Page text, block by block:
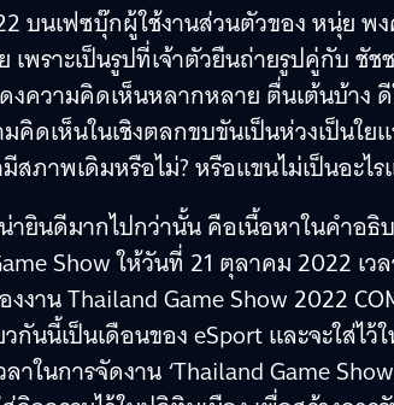
บนเฟซบุ๊กผู้ใช้งานส่วนตัวของ หนุ่ย
เพราะเป็นรูปที่เจ้าตัวยืนถ่ายรูปคู่กับ
งความคิดเห็นหลากหลาย ตื่นเต้นบ้าง
ดเห็นในเชิงตลกขบขันเป็นห่วงเป็น
ภาพเดิมหรือไม่? หรือแขนไม่เป็นอะไ
ายินดีมากไปกว่านั้น คือเนื้อหาในคำอ
Show ให้วันที่ 21 ตุลาคม 2022 เ
งาน Thailand Game Show 2022
กันนี้เป็นเดือนของ eSport และจะใส่ไ
าในการจัดงาน ‘Thailand Game